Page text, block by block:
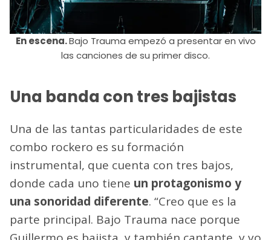
En escena.Bajo Trauma empezó a presentar en vivo
las canciones de su primer disco.
Una banda con tres bajistas
Una de las tantas particularidades de este
combo rockero es su formación
instrumental, que cuenta con tres bajos,
donde cada uno tiene un protagonismo y
una sonoridad diferente. “Creo que es la
parte principal. Bajo Trauma nace porque